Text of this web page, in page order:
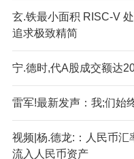
玄.铁最小面积 RISC-V
追求极致精简
宁.德时,代A股成交额达
雷军!最新发声：我;们始
视频|杨.德龙:：人民币汇
流入人民币资产